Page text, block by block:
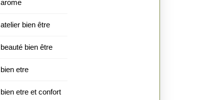
arome
atelier bien être
beauté bien être
bien etre
bien etre et confort